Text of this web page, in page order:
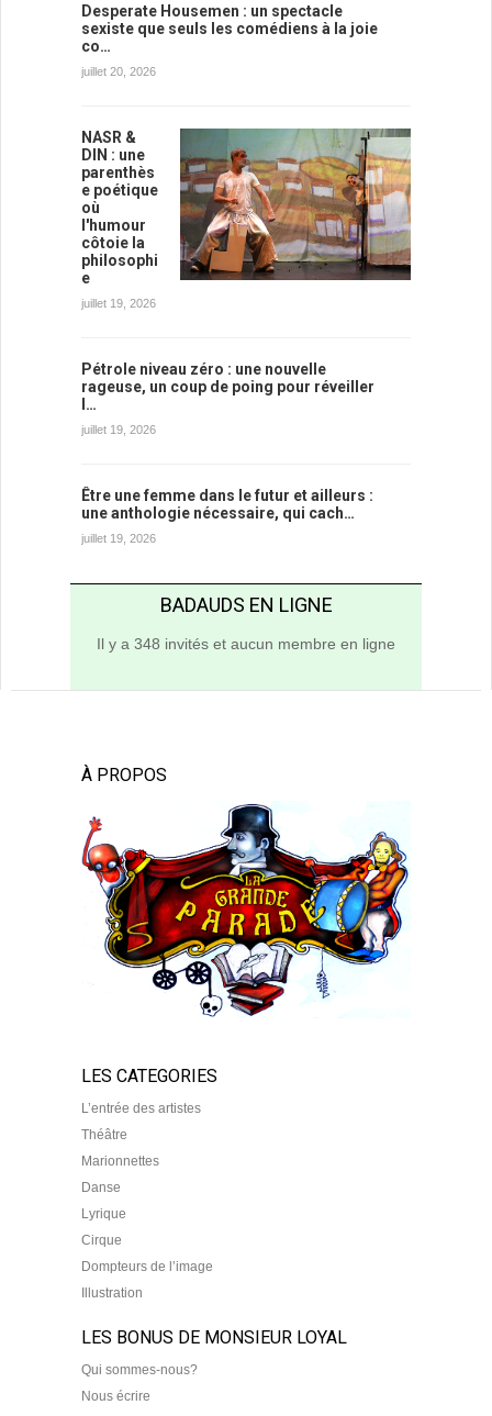
Desperate Housemen : un spectacle
sexiste que seuls les comédiens à la joie
co…
juillet 20, 2026
NASR &
DIN : une
parenthès
e poétique
où
l'humour
côtoie la
philosophi
e
juillet 19, 2026
Pétrole niveau zéro : une nouvelle
rageuse, un coup de poing pour réveiller
l…
juillet 19, 2026
Être une femme dans le futur et ailleurs :
une anthologie nécessaire, qui cach…
juillet 19, 2026
BADAUDS EN LIGNE
Il y a 348 invités et aucun membre en ligne
À PROPOS
LES CATEGORIES
L’entrée des artistes
Théâtre
Marionnettes
Danse
Lyrique
Cirque
Dompteurs de l’image
Illustration
LES BONUS DE MONSIEUR LOYAL
Qui sommes-nous?
Nous écrire